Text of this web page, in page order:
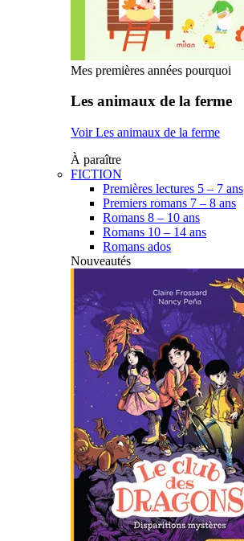
Mes premières années pourquoi
Les animaux de la ferme
Voir Les animaux de la ferme
À paraître
FICTION
Premières lectures 5 – 7 ans
Premiers romans 7 – 8 ans
Romans 8 – 10 ans
Romans 10 – 14 ans
Romans ados
Nouveautés